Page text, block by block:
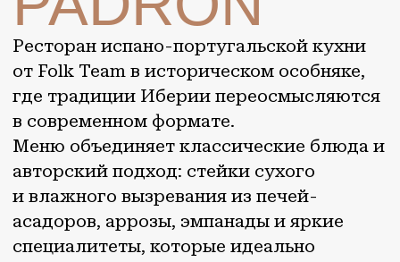
авторский подход: стейки сухого
и влажного вызревания из печей-
асадоров, аррозы, эмпанады и яркие
специалитеты, которые идеально
сочетаются с виски.
Пространство продолжает концепцию,
соединяя атмосферу южных городов
с открытой кухней и динамикой
гастрономического бара.
Страстной бул., 7, стр. 1, Москва
ВЕРНУТЬСЯ НА
МАРШРУТ